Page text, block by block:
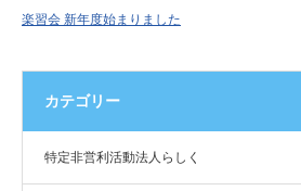
楽習会 新年度始まりました
カテゴリー
特定非営利活動法人らしく